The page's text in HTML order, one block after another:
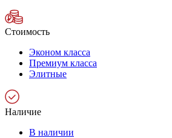
Стоимость
Эконом класса
Премиум класса
Элитные
Наличие
В наличии